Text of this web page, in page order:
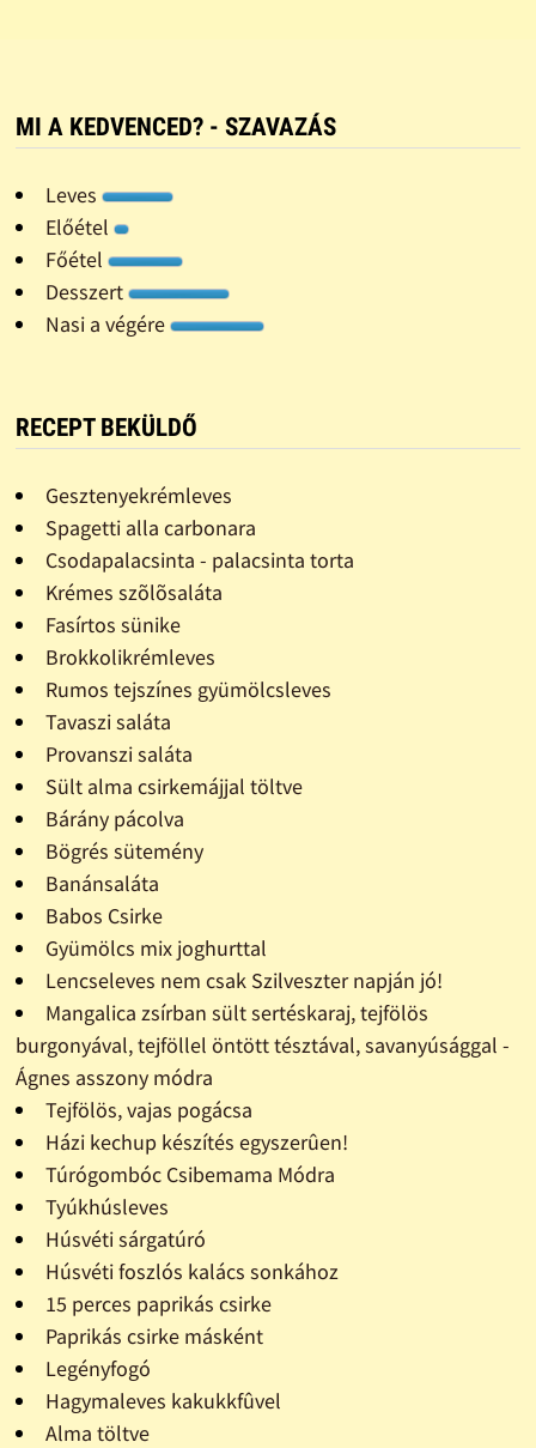
MI A KEDVENCED? - SZAVAZÁS
Leves
Előétel
Főétel
Desszert
Nasi a végére
RECEPT BEKÜLDŐ
Gesztenyekrémleves
Spagetti alla carbonara
Csodapalacsinta - palacsinta torta
Krémes szõlõsaláta
Fasírtos sünike
Brokkolikrémleves
Rumos tejszínes gyümölcsleves
Tavaszi saláta
Provanszi saláta
Sült alma csirkemájjal töltve
Bárány pácolva
Bögrés sütemény
Banánsaláta
Babos Csirke
Gyümölcs mix joghurttal
Lencseleves nem csak Szilveszter napján jó!
Mangalica zsírban sült sertéskaraj, tejfölös
burgonyával, tejföllel öntött tésztával, savanyúsággal -
Ágnes asszony módra
Tejfölös, vajas pogácsa
Házi kechup készítés egyszerûen!
Túrógombóc Csibemama Módra
Tyúkhúsleves
Húsvéti sárgatúró
Húsvéti foszlós kalács sonkához
15 perces paprikás csirke
Paprikás csirke másként
Legényfogó
Hagymaleves kakukkfûvel
Alma töltve